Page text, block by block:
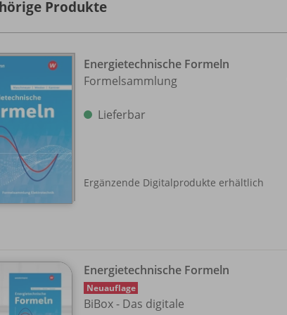
Produkte
Energietechnische Formeln
Formelsammlung
Lieferbar
Ergänzende Digitalprodukte erhältlich
Energietechnische Formeln
Neuauflage
BiBox - Das digitale